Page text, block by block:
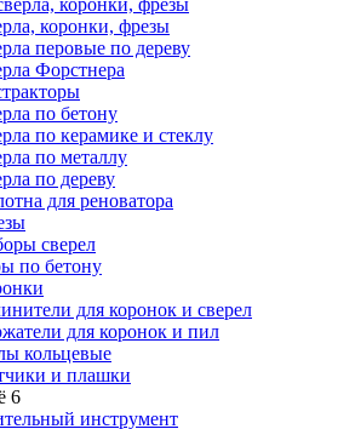
коронки, фрезы
перовые по дереву
Форстнера
по бетону
по керамике и стеклу
по металлу
по дереву
для реноватора
сверел
по бетону
для коронок и сверел
для коронок и пил
кольцевые
и плашки
6